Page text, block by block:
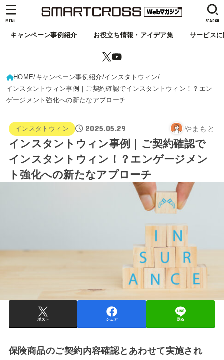
キャンペーン事例紹介 お役立ち情報・アイデア集 サービス
SEARCH
MENU
HOME キャンペーン事例紹介 インスタトウィン
インスタントウィン事例｜ご契約確認でインスタントウィン！？エン
ゲージメント強化への新たなアプローチ
インスタトウィン 2025.05.29 やまもと
インスタントウィン事例｜ご契約確認で
インスタントウィン！？エンゲージメン
ト強化への新たなアプローチ
ポスト シェア 送る
保険商品のご契約内容確認とあわせて実施され